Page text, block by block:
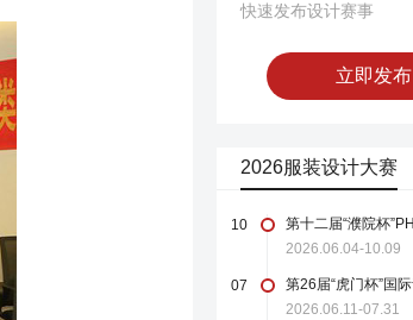
快速发布设计赛事
立即发布
2026服装设计大赛
10
2026.06.04-10.09
07
2026.06.11-07.31